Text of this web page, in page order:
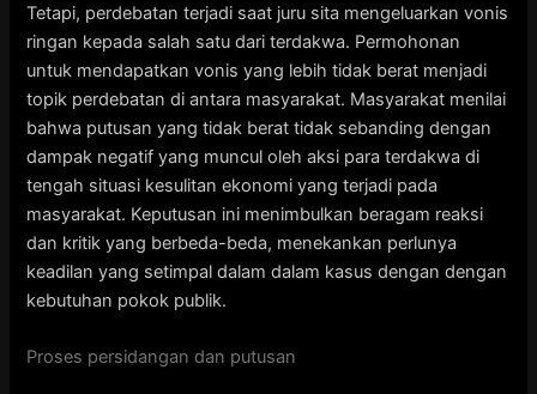
Tetapi, perdebatan terjadi saat juru sita mengeluarkan vonis
ringan kepada salah satu dari terdakwa. Permohonan
untuk mendapatkan vonis yang lebih tidak berat menjadi
topik perdebatan di antara masyarakat. Masyarakat menilai
bahwa putusan yang tidak berat tidak sebanding dengan
dampak negatif yang muncul oleh aksi para terdakwa di
tengah situasi kesulitan ekonomi yang terjadi pada
masyarakat. Keputusan ini menimbulkan beragam reaksi
dan kritik yang berbeda-beda, menekankan perlunya
keadilan yang setimpal dalam dalam kasus dengan dengan
kebutuhan pokok publik.
Proses persidangan dan putusan